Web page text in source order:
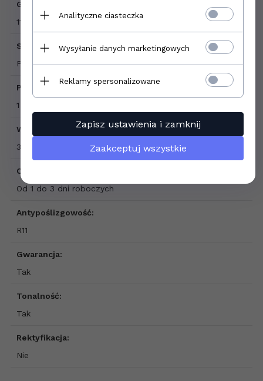
Grubość płytki:
11 mm
Sprzedaż produktu:
Produkt sprzedawany na sztuki
Podana cena dotyczy:
1 szt.
Waga produktu:
3,05 kg
Czas dostawy produktu:
Od 1 do 3 dni roboczych
Antypoślizgowość:
R11
Gwarancja:
Tak
Tonalność:
Tak
Rektyfikacja:
Nie
Analityczne ciasteczka
Wysyłanie danych marketingowych
Reklamy spersonalizowane
Zapisz ustawienia i zamknij
Zaakceptuj wszystkie